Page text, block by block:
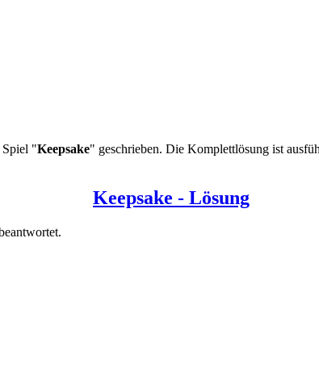
Spiel "Keepsake" geschrieben. Die Komplettlösung ist
Keepsake - Lösung